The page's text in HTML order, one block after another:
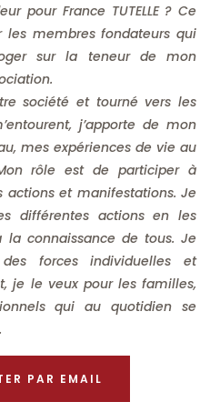
pour France TUTELLE ? Ce
les membres fondateurs qui
sur la teneur de mon
société et tourné vers les
j’apporte de mon
mes expériences de vie au
rôle est de participer à
actions et manifestations. Je
différentes actions en les
connaissance de tous. Je
forces individuelles et
je le veux pour les familles,
qui au quotidien se
PAR EMAIL